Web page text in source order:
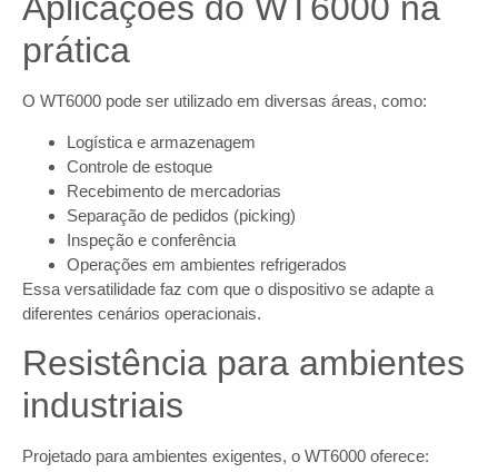
Aplicações do WT6000 na
prática
O WT6000 pode ser utilizado em diversas áreas, como:
Logística e armazenagem
Controle de estoque
Recebimento de mercadorias
Separação de pedidos (picking)
Inspeção e conferência
Operações em ambientes refrigerados
Essa versatilidade faz com que o dispositivo se adapte a
diferentes cenários operacionais.
Resistência para ambientes
industriais
Projetado para ambientes exigentes, o WT6000 oferece: